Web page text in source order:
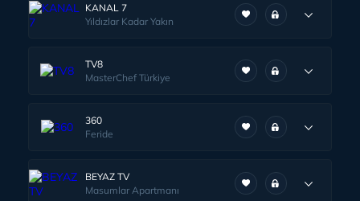
KANAL 7
Yıldızlar Kadar Yakın
TV8
MasterChef Türkiye
360
Feride
BEYAZ TV
Masumlar Apartmanı